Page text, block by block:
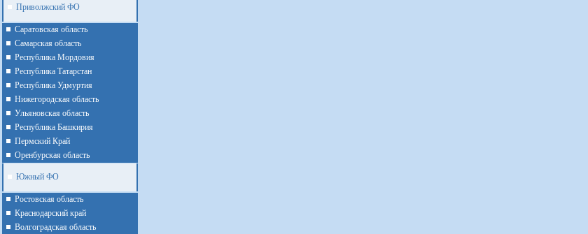
Приволжский ФО
Cаратовская область
Cамарская область
Республика Мордовия
Республика Татарстан
Республика Удмуртия
Нижегородская область
Ульяновская область
Республика Башкирия
Пермский Край
Оренбурская область
Южный ФО
Ростовская область
Краснодарский край
Волгоградская область